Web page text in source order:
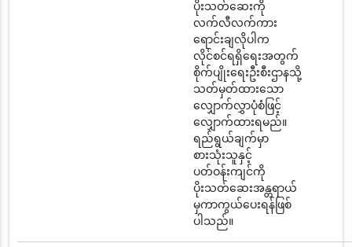
ပိုးသတ်ဆေးကို
လက်လီလက်ကား
ရောင်းချလိုပါက
လိုင်စင်ရရှိရေးအတွက်
စိုက်ပျိုးရေးဦးစီးဌာနသို့
သတ်မှတ်ထားသော
လျှောက်လွှာပုံစံဖြင့်
လျှောက်ထားရမည်။
ရည်ရွယ်ချက်မှာ
စားသုံးသူနှင့်
ပတ်ဝန်းကျင်ကို
ပိုးသတ်ဆေးအန္တရာယ်
မှကာကွယ်ပေးရန်ဖြစ်
ပါသည်။